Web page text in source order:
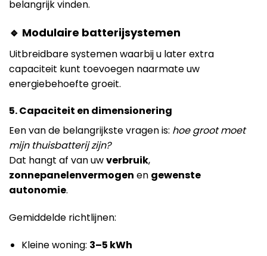
belangrijk vinden.
🔹 Modulaire batterijsystemen
Uitbreidbare systemen waarbij u later extra
capaciteit kunt toevoegen naarmate uw
energiebehoefte groeit.
5. Capaciteit en dimensionering
Een van de belangrijkste vragen is: hoe groot moet
mijn thuisbatterij zijn?
Dat hangt af van uwverbruik,
zonnepanelenvermogen en gewenste
autonomie.
Gemiddelde richtlijnen:
Kleine woning: 3–5 kWh